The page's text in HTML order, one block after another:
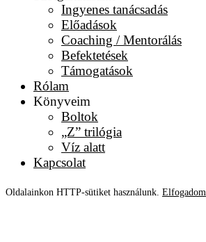
Ingyenes tanácsadás
Előadások
Coaching / Mentorálás
Befektetések
Támogatások
Rólam
Könyveim
Boltok
„Z” trilógia
Víz alatt
Kapcsolat
Oldalainkon HTTP-sütiket használunk. Elfogadom